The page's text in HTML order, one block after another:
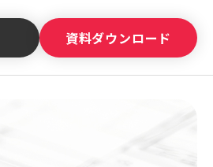
資料ダウンロード